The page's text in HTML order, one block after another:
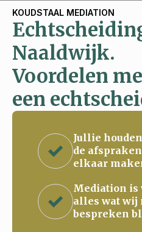
KOUDSTAAL MEDIATION
Naaldwijk.
Voordelen
een
Jullie
de
elkaar
Mediation
alles wat wij
bespreken